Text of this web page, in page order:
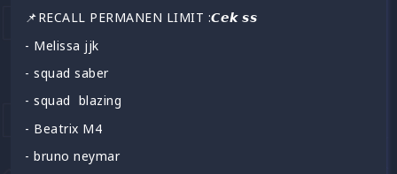
📌RECALL PERMANEN LIMIT :𝘾𝙚𝙠 𝙨𝙨
- Melissa jjk
- squad saber
- squad blazing
- Beatrix M4
- bruno neymar